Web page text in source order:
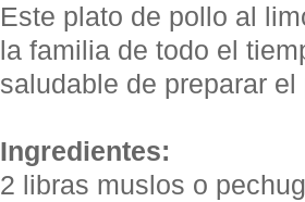
Este plato de pollo al
la familia de todo el
saludable de preparar
Ingredientes:
2 libras muslos o